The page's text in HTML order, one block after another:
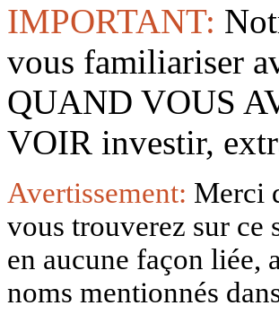
IMPORTANT:
vous familiariser
QUAND VOUS
VOIR investir,
Avertissement: Merci
vous trouverez sur ce
en aucune façon liée,
noms mentionnés